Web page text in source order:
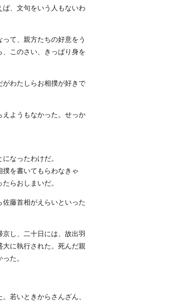
、文句をいう人もないわ
て、親方たちの好意をう
このさい、きっぱり身を
わたしらお相撲が好きで
えようもなかった。せっか
なったわけだ。
を書いてもらわなきゃ
らおしまいだ。
藤首相がえらいといった
し、二十日には、故出羽
に執行された。死んだ親
た。
若いときからさんざん、